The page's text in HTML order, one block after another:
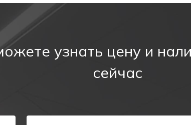
выхода.
выход состоит из алюминиевого корпуса и
мощность табло - 5 Вт.
имеет собственную никель-
режиме – 1,5 часа. Аккумуляторное
узнать цену и
сейчас